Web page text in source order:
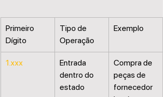
Primeiro
Dígito
Tipo de
Operação
Exemplo
1.xxx
Entrada
dentro do
estado
Compra de
peças de
fornecedor